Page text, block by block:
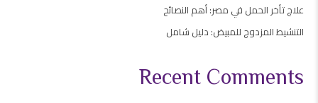
علاج تأخر الحمل في مصر: أهم النصائح
التنشيط المزدوج للمبيض: دليل شامل
Recent Comments